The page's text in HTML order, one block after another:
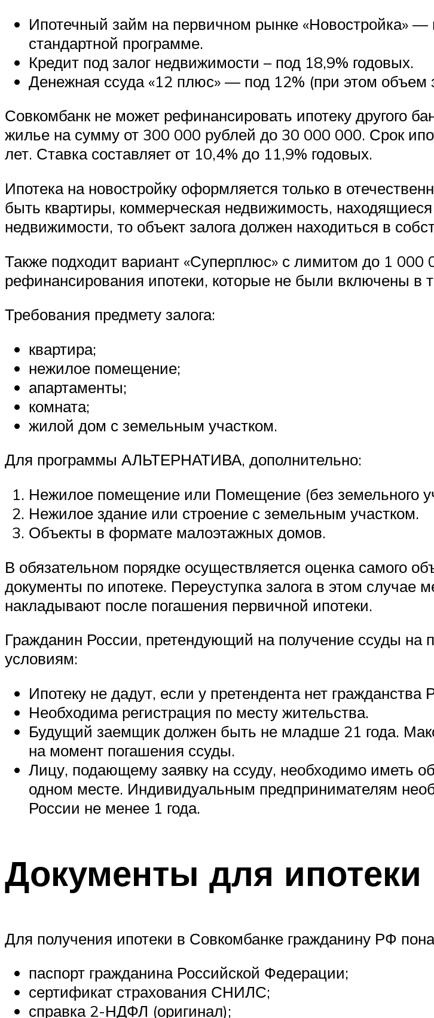
Ипотечный займ на первичном рынке «Новостройка» —
стандартной программе.
Кредит под залог недвижимости – под 18,9% годовых.
Денежная ссуда «12 плюс» — под 12% (при этом объем
Совкомбанк не может рефинансировать ипотеку другого
жилье на сумму от 300 000 рублей до 30 000 000. Срок
лет. Ставка составляет от 10,4% до 11,9% годовых.
Ипотека на новостройку оформляется только в
быть квартиры, коммерческая недвижимость,
недвижимости, то объект залога должен находиться в
Также подходит вариант «Суперплюс» с лимитом до 1 000
рефинансирования ипотеки, которые не были включены в
Требования предмету залога:
квартира;
нежилое помещение;
апартаменты;
комната;
жилой дом с земельным участком.
Для программы АЛЬТЕРНАТИВА, дополнительно:
Нежилое помещение или Помещение (без земельного
Нежилое здание или строение с земельным участком.
Объекты в формате малоэтажных домов.
В обязательном порядке осуществляется оценка самого
документы по ипотеке. Переуступка залога в этом
накладывают после погашения первичной ипотеки.
Гражданин России, претендующий на получение ссуды на
условиям:
Ипотеку не дадут, если у претендента нет гражданства
Необходима регистрация по месту жительства.
Будущий заемщик должен быть не младше 21 года.
на момент погашения ссуды.
Лицу, подающему заявку на ссуду, необходимо иметь
одном месте. Индивидуальным предпринимателям
России не менее 1 года.
Документы для
Для получения ипотеки в Совкомбанке гражданину РФ
паспорт гражданина Российской Федерации;
сертификат страхования СНИЛС;
справка 2-НДФЛ (оригинал);